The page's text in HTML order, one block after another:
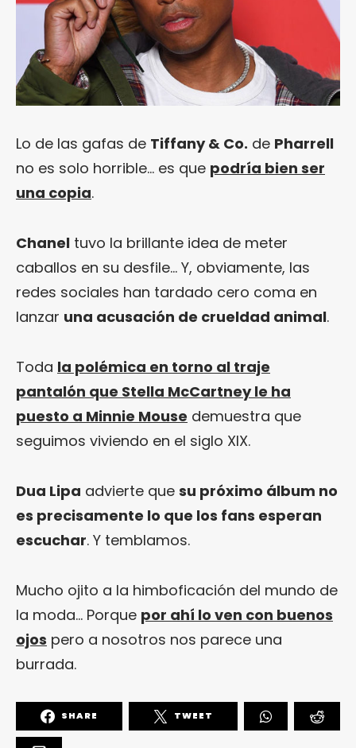
Lo de las gafas de Tiffany & Co. de Pharrell
no es solo horrible… es que podría bien ser
una copia.
Chanel tuvo la brillante idea de meter
caballos en su desfile… Y, obviamente, las
redes sociales han tardado cero coma en
lanzar una acusación de crueldad animal.
Toda la polémica en torno al traje
pantalón que Stella McCartney le ha
puesto a Minnie Mouse demuestra que
seguimos viviendo en el siglo XIX.
Dua Lipa advierte que su próximo álbum no
es precisamente lo que los fans esperan
escuchar. Y temblamos.
Mucho ojito a la himboficación del mundo de
la moda… Porque por ahí lo ven con buenos
ojos pero a nosotros nos parece una
burrada.
SHARE TWEET